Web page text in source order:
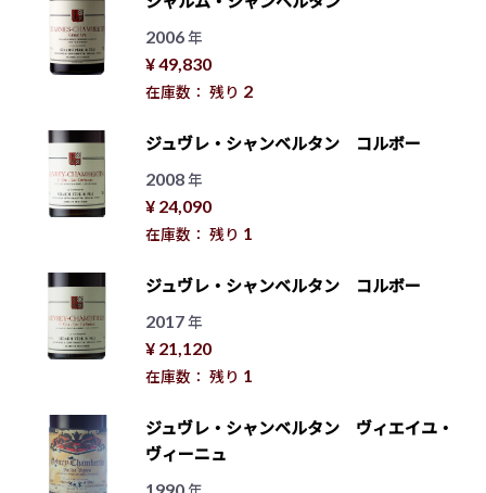
2006年
¥ 49,830
在庫数： 残り 2
ジュヴレ・シャンベルタン コルボー
2008年
¥ 24,090
在庫数： 残り 1
ジュヴレ・シャンベルタン コルボー
2017年
¥ 21,120
在庫数： 残り 1
ジュヴレ・シャンベルタン ヴィエイユ・
ヴィーニュ